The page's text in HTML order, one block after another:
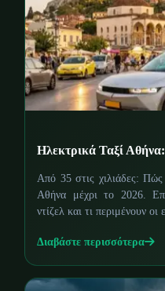
Ηλεκτρικά Ταξί
Από 35 στις χιλιάδες: Πώς
Αθήνα μέχρι το 2026.
ντίζελ και τι περιμένουν οι
Διαβάστε περισσότερα